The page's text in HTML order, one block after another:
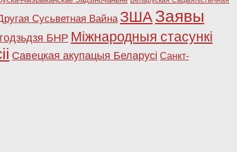
Сусьветная Вайна ЗША Заявы
БНР Міжнародныя стасункі
Савецкая акупацыя Беларусі Санкт-